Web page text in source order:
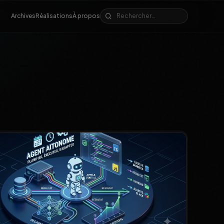
ArchivesRéalisationsÀ propos